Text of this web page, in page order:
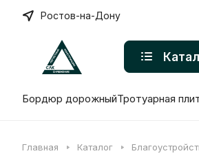
Ростов-на-Дону
Бордюр дорожныйТротуарная
Главная Каталог